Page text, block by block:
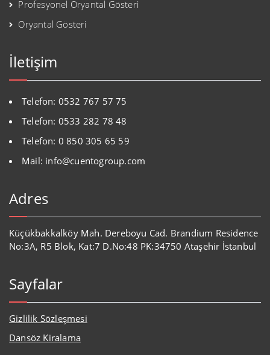
Profesyonel Oryantal Gösteri
Oryantal Gösteri
İletişim
Telefon: 0532 767 57 75
Telefon: 0533 282 78 48
Telefon: 0 850 305 65 59
Mail: info@cuentogroup.com
Adres
Küçükbakkalköy Mah. Dereboyu Cad. Brandium Residence
No:3A, R5 Blok, Kat:7 D.No:48 PK:34750 Ataşehir İstanbul
Sayfalar
Gizlilik Sözleşmesi
Dansöz Kiralama